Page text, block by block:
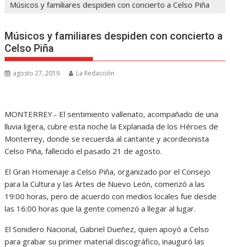
Músicos y familiares despiden con concierto a Celso Piña
Músicos y familiares despiden con concierto a
Celso Piña
agosto 27, 2019 La Redacción
MONTERREY.- El sentimiento vallenato, acompañado de una
lluvia ligera, cubre esta noche la Explanada de los Héroes de
Monterrey, donde se recuerda al cantante y acordeonista
Celso Piña, fallecido el pasado 21 de agosto.
El Gran Homenaje a Celso Piña, organizado por el Consejo
para la Cultura y las Artes de Nuevo León, comenzó a las
19:00 horas, pero de acuerdo con medios locales fue desde
las 16:00 horas que la gente comenzó a llegar al lugar.
El Sonidero Nacional, Gabriel Dueñez, quien apoyó a Celso
para grabar su primer material discográfico, inauguró las